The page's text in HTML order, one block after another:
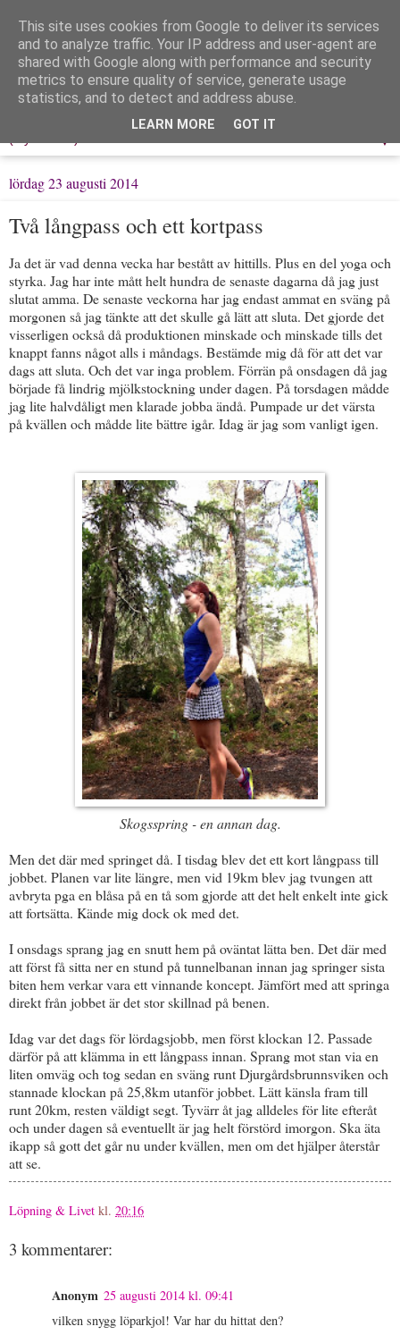
Löpning & Livet
Mitt liv, mina tankar & min träning
▼
lördag 23 augusti 2014
Två långpass och ett kortpass
Ja det är vad denna vecka har bestått av hittills. Plus en del yoga och
styrka. Jag har inte mått helt hundra de senaste dagarna då jag just
slutat amma. De senaste veckorna har jag endast ammat en sväng på
morgonen så jag tänkte att det skulle gå lätt att sluta. Det gjorde det
visserligen också då produktionen minskade och minskade tills det
knappt fanns något alls i måndags. Bestämde mig då för att det var
dags att sluta. Och det var inga problem. Förrän på onsdagen då jag
började få lindrig mjölkstockning under dagen. På torsdagen mådde
jag lite halvdåligt men klarade jobba ändå. Pumpade ur det värsta
på kvällen och mådde lite bättre igår. Idag är jag som vanligt igen.
Skogsspring - en annan dag.
Men det där med springet då. I tisdag blev det ett kort långpass till
jobbet. Planen var lite längre, men vid 19km blev jag tvungen att
avbryta pga en blåsa på en tå som gjorde att det helt enkelt inte gick
att fortsätta. Kände mig dock ok med det.
I onsdags sprang jag en snutt hem på oväntat lätta ben. Det där med
att först få sitta ner en stund på tunnelbanan innan jag springer sista
biten hem verkar vara ett vinnande koncept. Jämfört med att springa
direkt från jobbet är det stor skillnad på benen.
Idag var det dags för lördagsjobb, men först klockan 12. Passade
därför på att klämma in ett långpass innan. Sprang mot stan via en
liten omväg och tog sedan en sväng runt Djurgårdsbrunnsviken och
stannade klockan på 25,8km utanför jobbet. Lätt känsla fram till
runt 20km, resten väldigt segt. Tyvärr åt jag alldeles för lite efteråt
och under dagen så eventuellt är jag helt förstörd imorgon. Ska äta
ikapp så gott det går nu under kvällen, men om det hjälper återstår
att se.
Löpning & Livet kl. 20:16
3 kommentarer:
Anonym 25 augusti 2014 kl. 09:41
vilken snygg löparkjol! Var har du hittat den?
This site uses cookies from Google to deliver its services
and to analyze traffic. Your IP address and user-agent are
shared with Google along with performance and security
metrics to ensure quality of service, generate usage
statistics, and to detect and address abuse.
LEARN MORE GOT IT